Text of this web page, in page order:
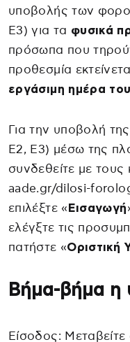
υποβολής των
Ε3) για τα φυσικά
πρόσωπα που
προθεσμία
εργάσιμη ημέρα του
Για την υποβολή
Ε2, Ε3) μέσω της
συνδεθείτε με
aade.gr/dilosi-
επιλέξτε « Εισαγωγή
ελέγξτε τις
πατήστε «Οριστική
Βήμα-βήμα η
Είσοδος: Μεταβείτε